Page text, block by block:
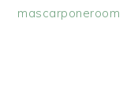
bericht:
mascarponeroom